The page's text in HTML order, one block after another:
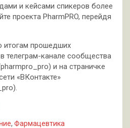
и кейсами спикеров более
проекта PharmPRO, перейдя
итогам прошедших
телеграм-канале сообщества
и на страничке
«ВКонтакте»
, Фармацевтика